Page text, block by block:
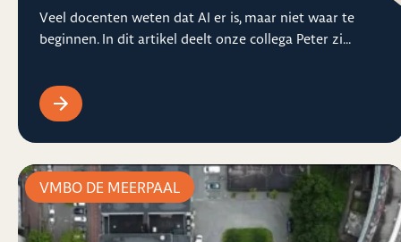
Veel docenten weten dat AI er is, maar niet waar te
beginnen. In dit artikel deelt onze collega Peter zi...
VMBO DE MEERPAAL